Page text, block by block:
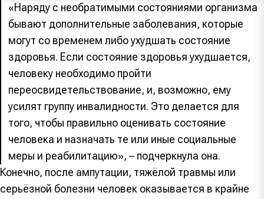
«Наряду с необратимыми состояниями организма
бывают дополнительные заболевания, которые
могут со временем либо ухудшать состояние
здоровья. Если состояние здоровья ухудшается,
человеку необходимо пройти
переосвидетельствование, и, возможно, ему
усилят группу инвалидности. Это делается для
того, чтобы правильно оценивать состояние
человека и назначать те или иные социальные
меры и реабилитацию», – подчеркнула она.
Конечно, после ампутации, тяжёлой травмы или
серьёзной болезни человек оказывается в крайне